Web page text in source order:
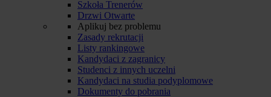
Szkoła Trenerów
Drzwi Otwarte
Aplikuj bez problemu
Zasady rekrutacji
Listy rankingowe
Kandydaci z zagranicy
Studenci z innych uczelni
Kandydaci na studia podyplomowe
Dokumenty do pobrania